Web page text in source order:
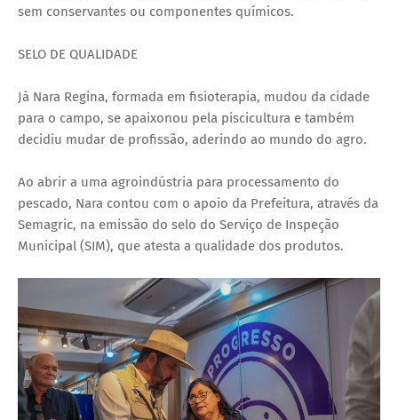
sem conservantes ou componentes químicos.
SELO DE QUALIDADE
Já Nara Regina, formada em fisioterapia, mudou da cidade
para o campo, se apaixonou pela piscicultura e também
decidiu mudar de profissão, aderindo ao mundo do agro.
Ao abrir a uma agroindústria para processamento do
pescado, Nara contou com o apoio da Prefeitura, através da
Semagric, na emissão do selo do Serviço de Inspeção
Municipal (SIM), que atesta a qualidade dos produtos.